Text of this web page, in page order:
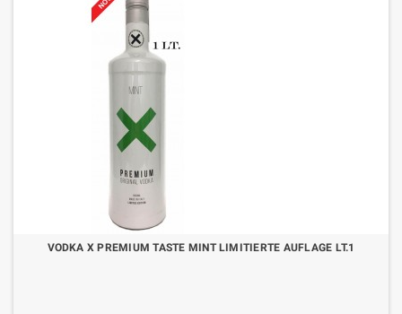
VODKA X PREMIUM TASTE MINT LIMITIERTE AUFLAGE LT.1